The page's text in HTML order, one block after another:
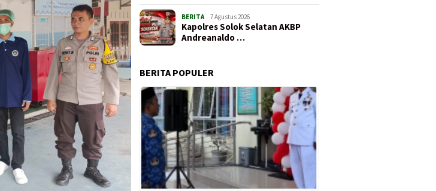
BERITA 7 Agustus 2026
Kapolres Solok Selatan AKBP
Andreanaldo …
BERITA POPULER